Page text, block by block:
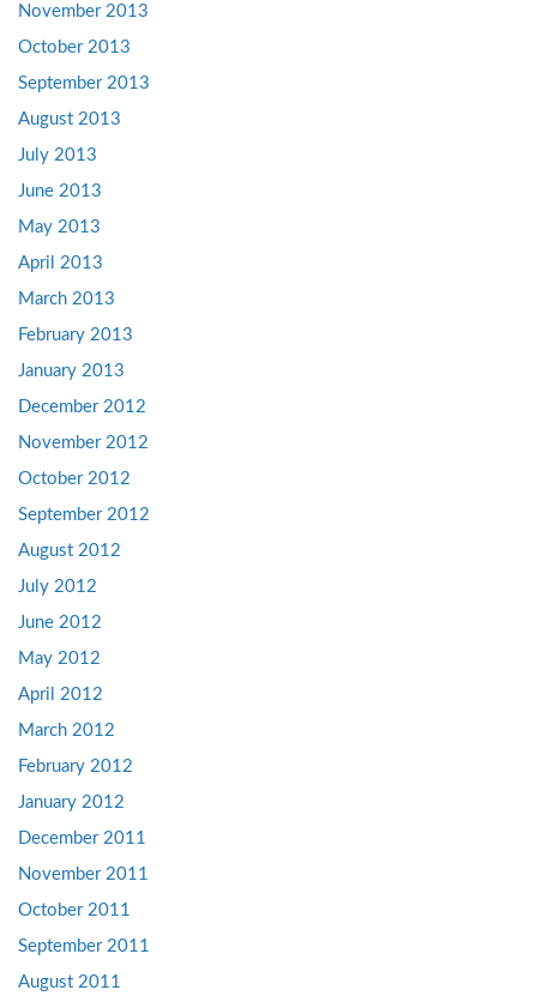
November 2013
October 2013
September 2013
August 2013
July 2013
June 2013
May 2013
April 2013
March 2013
February 2013
January 2013
December 2012
November 2012
October 2012
September 2012
August 2012
July 2012
June 2012
May 2012
April 2012
March 2012
February 2012
January 2012
December 2011
November 2011
October 2011
September 2011
August 2011